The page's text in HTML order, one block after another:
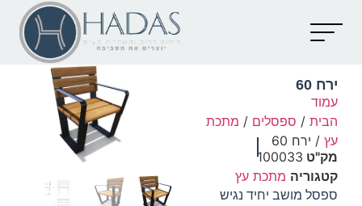
ירח 60
עמוד
הבית / ספסלים / מתכת
עץ / ירח 60
מק"ט 100033
קטגוריה מתכת עץ
ספסל מושב יחיד נגיש